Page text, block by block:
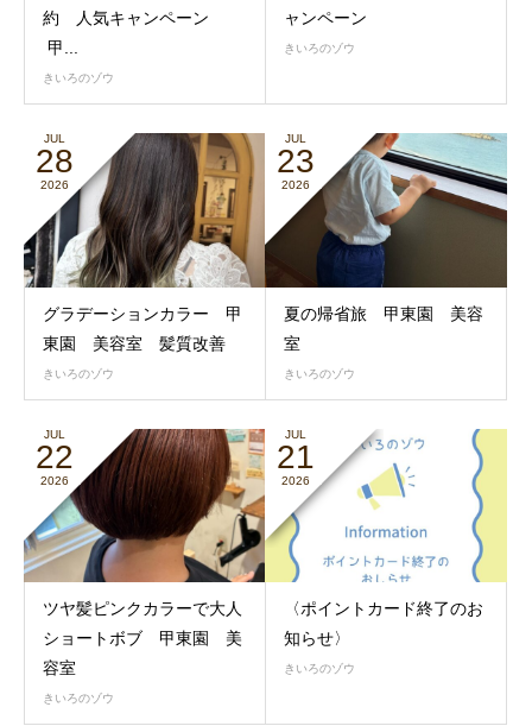
約 人気キャンペーン
甲...
きいろのゾウ
ャンペーン
きいろのゾウ
JUL
28
2026
グラデーションカラー 甲
東園 美容室 髪質改善
きいろのゾウ
JUL
23
2026
夏の帰省旅 甲東園 美容
室
きいろのゾウ
JUL
22
2026
ツヤ髪ピンクカラーで大人
ショートボブ 甲東園 美
容室
きいろのゾウ
JUL
21
2026
〈ポイントカード終了のお
知らせ〉
きいろのゾウ